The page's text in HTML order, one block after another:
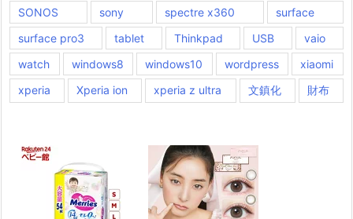
SONOS
sony spectre x360
surface
surface pro3
tablet Thinkpad USB
vaio
watch
windows8 windows10 wordpress
xiaomi
xperia
Xperia ion xperia z ultra 文鎮化 財布